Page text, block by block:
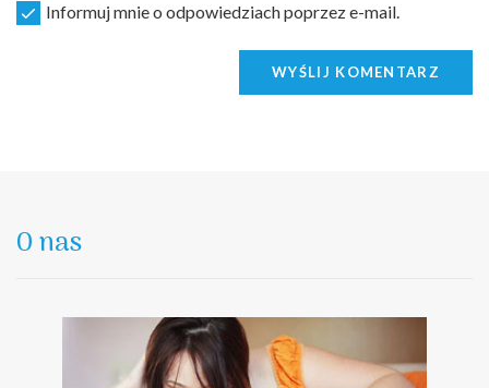
Informuj mnie o odpowiedziach poprzez e-mail.
WYŚLIJ KOMENTARZ
O nas